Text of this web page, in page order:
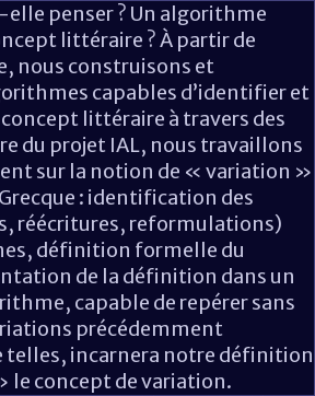
penser ? Un algorithme
littéraire ? À partir de
nous construisons et
capables d’identifier et
littéraire à travers des
du projet IAL, nous travaillons
sur la notion de « variation »
: identification des
réécritures, reformulations)
définition formelle du
de la définition dans un
capable de repérer sans
précédemment
telles, incarnera notre définition
le concept de variation.